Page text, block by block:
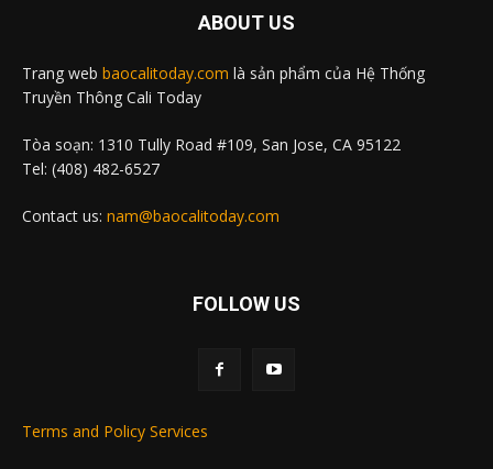
ABOUT US
Trang web baocalitoday.com là sản phẩm của Hệ Thống
Truyền Thông Cali Today
Tòa soạn: 1310 Tully Road #109, San Jose, CA 95122
Tel: (408) 482-6527
Contact us: nam@baocalitoday.com
FOLLOW US
Terms and Policy Services